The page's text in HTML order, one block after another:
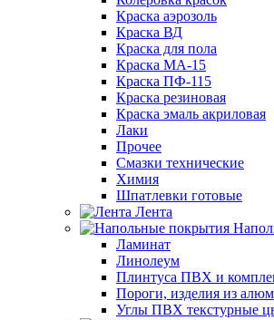
Краска аэрозоль
Краска ВД
Краска для пола
Краска МА-15
Краска ПФ-115
Краска резиновая
Краска эмаль акриловая
Лаки
Прочее
Смазки технические
Химия
Шпатлевки готовые
Лента
Ламинат
Линолеум
Плинтуса ПВХ и
Пороги, изделия из
Углы ПВХ текстурные